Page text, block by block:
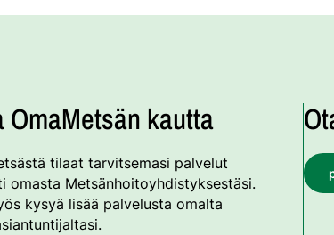
OmaMetsän kautta
tilaat tarvitsemasi palvelut
omasta Metsänhoitoyhdistyksestäsi.
kysyä lisää palvelusta omalta